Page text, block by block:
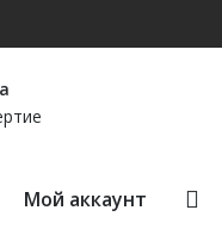
Мой аккаунт